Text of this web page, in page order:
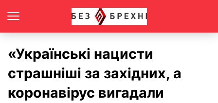
«Українські нацисти
страшніші за західних, а
коронавірус вигадали